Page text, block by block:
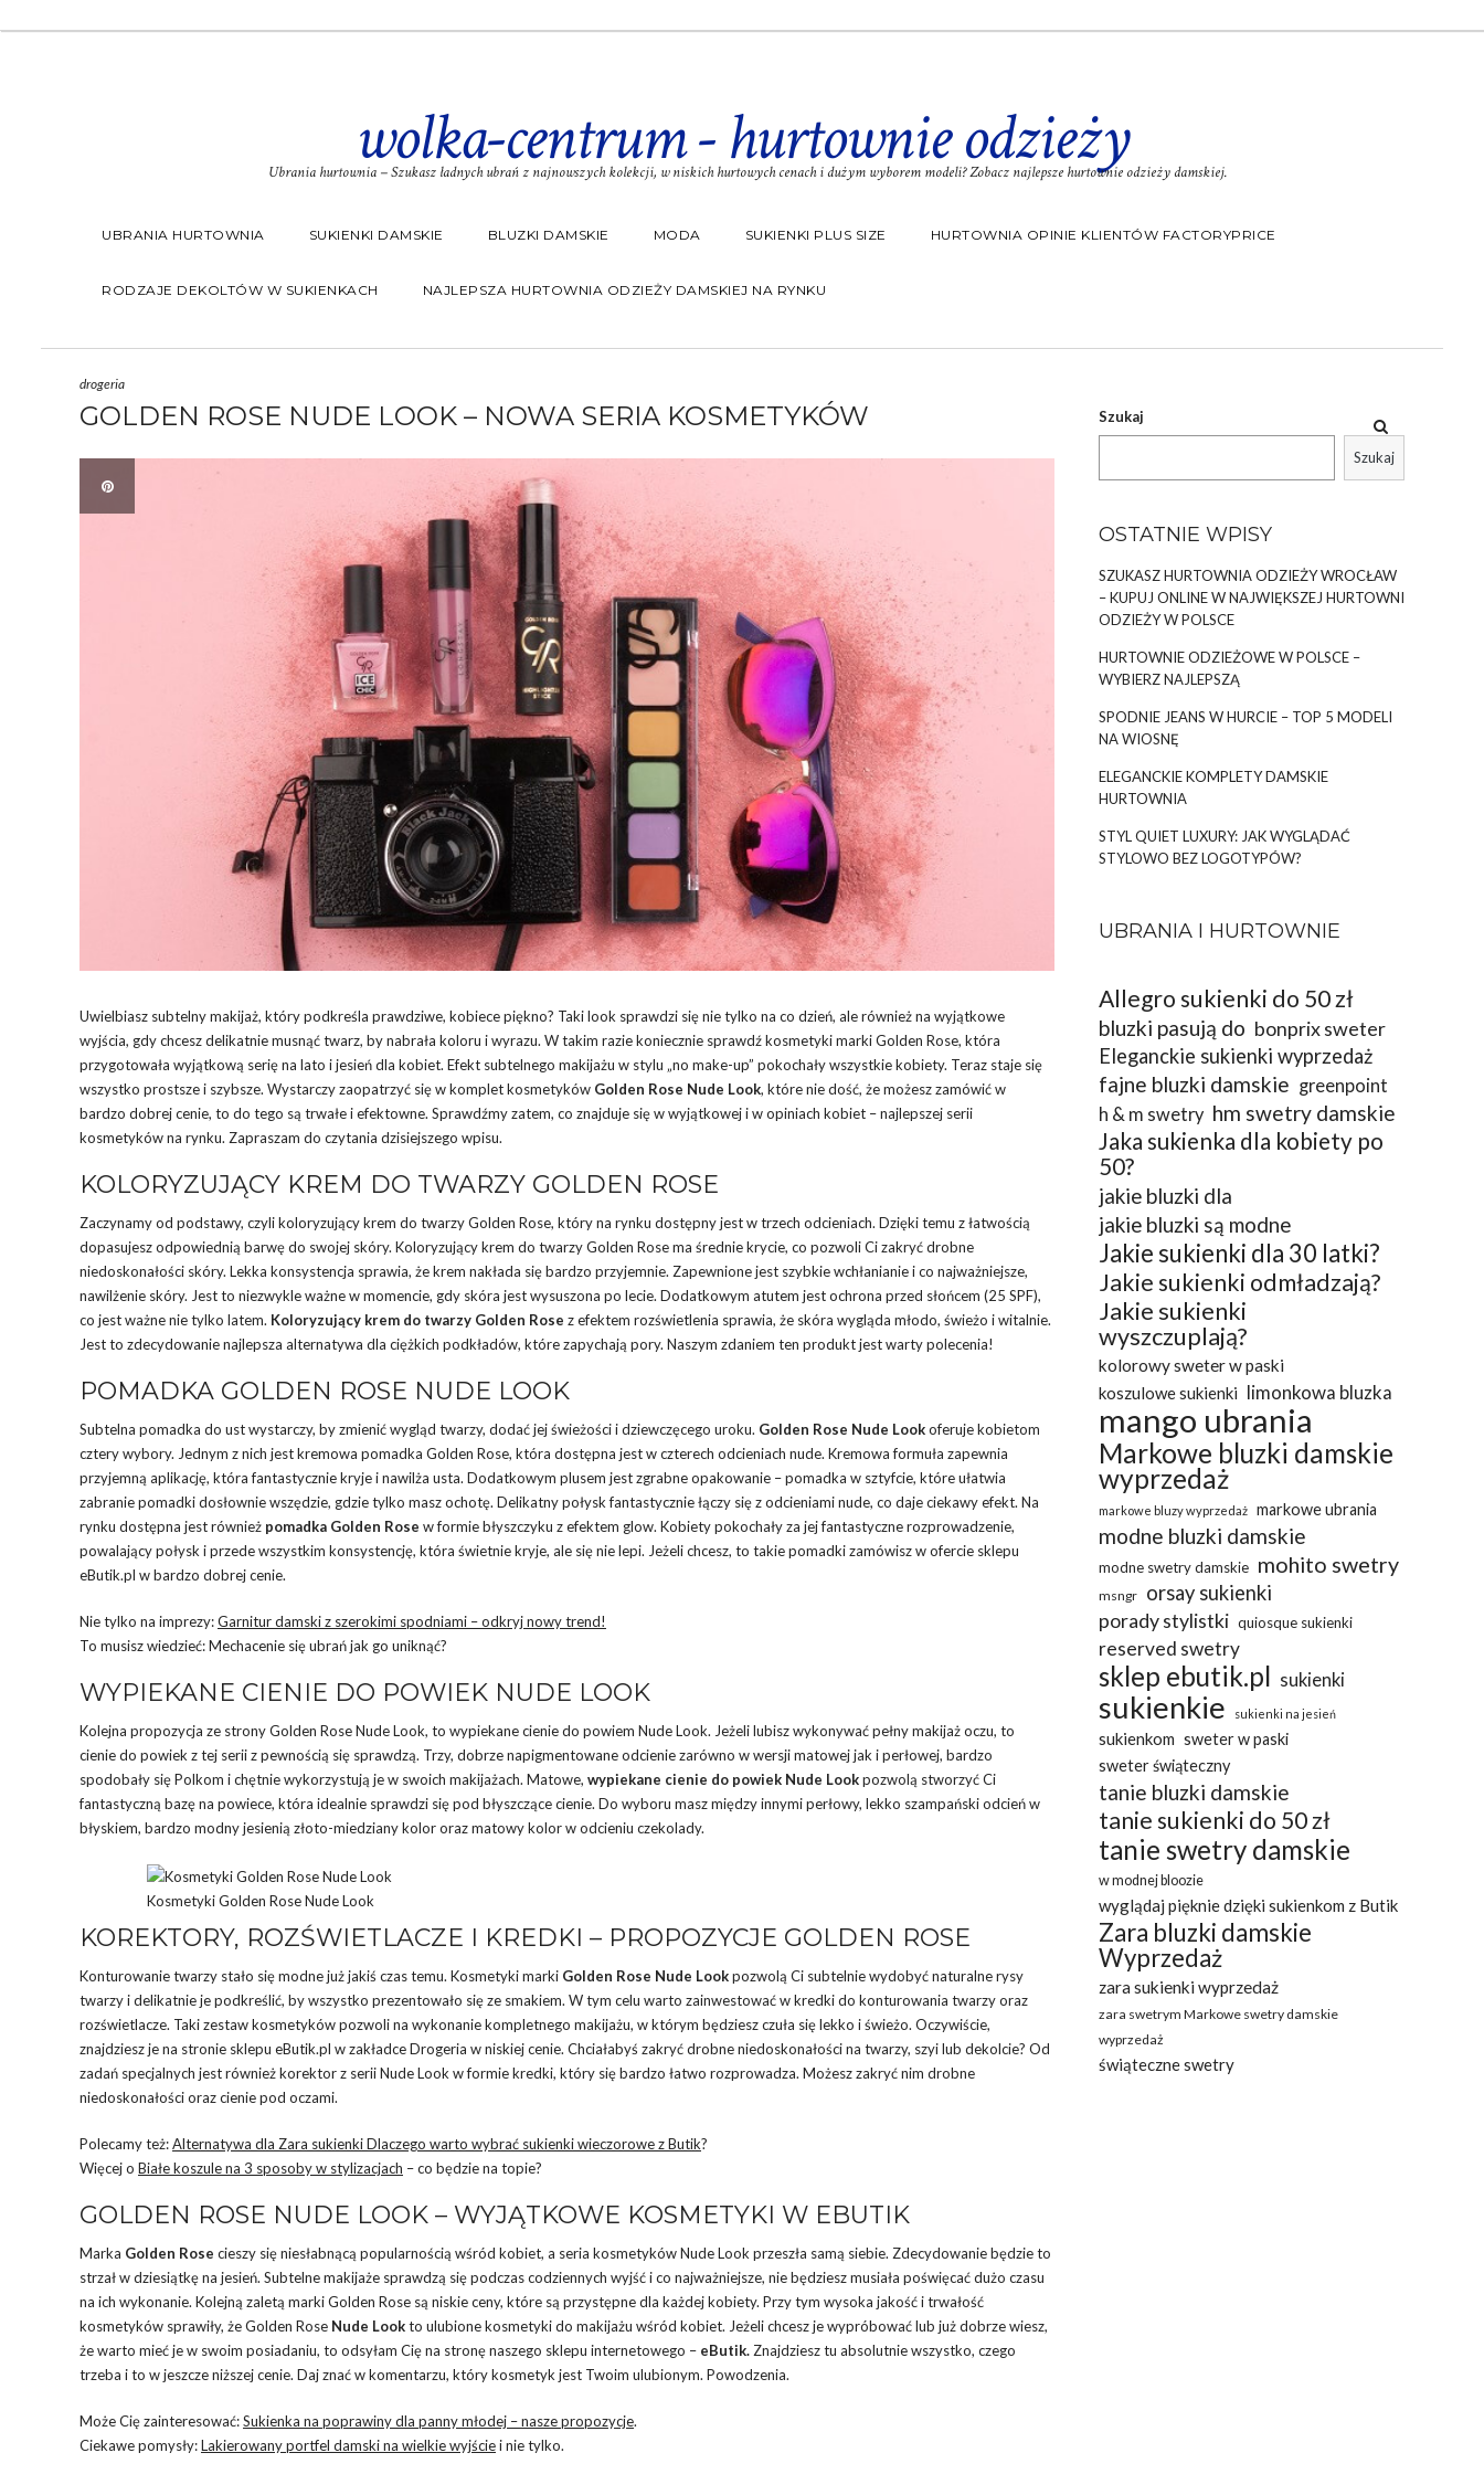
wolka-centrum - hurtownie odzieży
Ubrania hurtownia – Szukasz ładnych ubrań z najnowszych kolekcji, w niskich hurtowych cenach i dużym wyborem modeli? Zobacz najlepsze hurtownie odzieży damskiej.
UBRANIA HURTOWNIA SUKIENKI DAMSKIE BLUZKI DAMSKIE MODA SUKIENKI PLUS SIZE HURTOWNIA OPINIE KLIENTÓW FACTORYPRICE
RODZAJE DEKOLTÓW W SUKIENKACH NAJLEPSZA HURTOWNIA ODZIEŻY DAMSKIEJ NA RYNKU
drogeria
GOLDEN ROSE NUDE LOOK – NOWA SERIA KOSMETYKÓW
Uwielbiasz subtelny makijaż, który podkreśla prawdziwe, kobiece piękno? Taki look sprawdzi się nie tylko na co dzień, ale również na wyjątkowe
wyjścia, gdy chcesz delikatnie musnąć twarz, by nabrała koloru i wyrazu. W takim razie koniecznie sprawdź kosmetyki marki Golden Rose, która
przygotowała wyjątkową serię na lato i jesień dla kobiet. Efekt subtelnego makijażu w stylu „no make-up” pokochały wszystkie kobiety. Teraz staje się
wszystko prostsze i szybsze. Wystarczy zaopatrzyć się w komplet kosmetyków Golden Rose Nude Look, które nie dość, że możesz zamówić w
bardzo dobrej cenie, to do tego są trwałe i efektowne. Sprawdźmy zatem, co znajduje się w wyjątkowej i w opiniach kobiet – najlepszej serii
kosmetyków na rynku. Zapraszam do czytania dzisiejszego wpisu.
KOLORYZUJĄCY KREM DO TWARZY GOLDEN ROSE
Zaczynamy od podstawy, czyli koloryzujący krem do twarzy Golden Rose, który na rynku dostępny jest w trzech odcieniach. Dzięki temu z łatwością
dopasujesz odpowiednią barwę do swojej skóry. Koloryzujący krem do twarzy Golden Rose ma średnie krycie, co pozwoli Ci zakryć drobne
niedoskonałości skóry. Lekka konsystencja sprawia, że krem nakłada się bardzo przyjemnie. Zapewnione jest szybkie wchłanianie i co najważniejsze,
nawilżenie skóry. Jest to niezwykle ważne w momencie, gdy skóra jest wysuszona po lecie. Dodatkowym atutem jest ochrona przed słońcem (25 SPF),
co jest ważne nie tylko latem. Koloryzujący krem do twarzy Golden Rose z efektem rozświetlenia sprawia, że skóra wygląda młodo, świeżo i witalnie.
Jest to zdecydowanie najlepsza alternatywa dla ciężkich podkładów, które zapychają pory. Naszym zdaniem ten produkt jest warty polecenia!
POMADKA GOLDEN ROSE NUDE LOOK
Subtelna pomadka do ust wystarczy, by zmienić wygląd twarzy, dodać jej świeżości i dziewczęcego uroku. Golden Rose Nude Lookoferuje kobietom
cztery wybory. Jednym z nich jest kremowa pomadka Golden Rose, która dostępna jest w czterech odcieniach nude. Kremowa formuła zapewnia
przyjemną aplikację, która fantastycznie kryje i nawilża usta. Dodatkowym plusem jest zgrabne opakowanie – pomadka w sztyfcie, które ułatwia
zabranie pomadki dosłownie wszędzie, gdzie tylko masz ochotę. Delikatny połysk fantastycznie łączy się z odcieniami nude, co daje ciekawy efekt. Na
rynku dostępna jest również pomadka Golden Rose w formie błyszczyku z efektem glow. Kobiety pokochały za jej fantastyczne rozprowadzenie,
powalający połysk i przede wszystkim konsystencję, która świetnie kryje, ale się nie lepi. Jeżeli chcesz, to takie pomadki zamówisz w ofercie sklepu
eButik.pl w bardzo dobrej cenie.
Nie tylko na imprezy:Garnitur damski z szerokimi spodniami – odkryj nowy trend!
To musisz wiedzieć: Mechacenie się ubrań jak go uniknąć?
WYPIEKANE CIENIE DO POWIEK NUDE LOOK
Kolejna propozycja ze strony Golden Rose Nude Look, to wypiekane cienie do powiem Nude Look. Jeżeli lubisz wykonywać pełny makijaż oczu, to
cienie do powiek z tej serii z pewnością się sprawdzą. Trzy, dobrze napigmentowane odcienie zarówno w wersji matowej jak i perłowej, bardzo
spodobały się Polkom i chętnie wykorzystują je w swoich makijażach. Matowe, wypiekane cienie do powiek Nude Lookpozwolą stworzyć Ci
fantastyczną bazę na powiece, która idealnie sprawdzi się pod błyszczące cienie. Do wyboru masz między innymi perłowy, lekko szampański odcień w
błyskiem, bardzo modny jesienią złoto-miedziany kolor oraz matowy kolor w odcieniu czekolady.
Kosmetyki Golden Rose Nude Look
KOREKTORY, ROZŚWIETLACZE I KREDKI – PROPOZYCJE GOLDEN ROSE
Konturowanie twarzy stało się modne już jakiś czas temu. Kosmetyki marki Golden Rose Nude Lookpozwolą Ci subtelnie wydobyć naturalne rysy
twarzy i delikatnie je podkreślić, by wszystko prezentowało się ze smakiem. W tym celu warto zainwestować w kredki do konturowania twarzy oraz
rozświetlacze. Taki zestaw kosmetyków pozwoli na wykonanie kompletnego makijażu, w którym będziesz czuła się lekko i świeżo. Oczywiście,
znajdziesz je na stronie sklepu eButik.pl w zakładce Drogeria w niskiej cenie. Chciałabyś zakryć drobne niedoskonałości na twarzy, szyi lub dekolcie? Od
zadań specjalnych jest również korektor z serii Nude Look w formie kredki, który się bardzo łatwo rozprowadza. Możesz zakryć nim drobne
niedoskonałości oraz cienie pod oczami.
Polecamy też:Alternatywa dla Zara sukienki Dlaczego warto wybrać sukienki wieczorowe z Butik?
Więcej o Białe koszule na 3 sposoby w stylizacjach – co będzie na topie?
GOLDEN ROSE NUDE LOOK – WYJĄTKOWE KOSMETYKI W EBUTIK
Marka Golden Rose cieszy się niesłabnącą popularnością wśród kobiet, a seria kosmetyków Nude Look przeszła samą siebie. Zdecydowanie będzie to
strzał w dziesiątkę na jesień. Subtelne makijaże sprawdzą się podczas codziennych wyjść i co najważniejsze, nie będziesz musiała poświęcać dużo czasu
na ich wykonanie. Kolejną zaletą marki Golden Rose są niskie ceny, które są przystępne dla każdej kobiety. Przy tym wysoka jakość i trwałość
kosmetyków sprawiły, że Golden Rose Nude Lookto ulubione kosmetyki do makijażu wśród kobiet. Jeżeli chcesz je wypróbować lub już dobrze wiesz,
że warto mieć je w swoim posiadaniu, to odsyłam Cię na stronę naszego sklepu internetowego – eButik. Znajdziesz tu absolutnie wszystko, czego
trzeba i to w jeszcze niższej cenie. Daj znać w komentarzu, który kosmetyk jest Twoim ulubionym. Powodzenia.
Może Cię zainteresować:Sukienka na poprawiny dla panny młodej – nasze propozycje.
Ciekawe pomysły:Lakierowany portfel damski na wielkie wyjściei nie tylko.
Szukaj
Szukaj
OSTATNIE WPISY
SZUKASZ HURTOWNIA ODZIEŻY WROCŁAW
– KUPUJ ONLINE W NAJWIĘKSZEJ HURTOWNI
ODZIEŻY W POLSCE
HURTOWNIE ODZIEŻOWE W POLSCE –
WYBIERZ NAJLEPSZĄ
SPODNIE JEANS W HURCIE – TOP 5 MODELI
NA WIOSNĘ
ELEGANCKIE KOMPLETY DAMSKIE
HURTOWNIA
STYL QUIET LUXURY: JAK WYGLĄDAĆ
STYLOWO BEZ LOGOTYPÓW?
UBRANIA I HURTOWNIE
Allegro sukienki do 50 zł
bluzki pasują do bonprix sweter
Eleganckie sukienki wyprzedaż
fajne bluzki damskie greenpoint
h & m swetry hm swetry damskie
Jaka sukienka dla kobiety po
50?
jakie bluzki dla
jakie bluzki są modne
Jakie sukienki dla 30 latki?
Jakie sukienki odmładzają?
Jakie sukienki
wyszczuplają?
kolorowy sweter w paski
koszulowe sukienki limonkowa bluzka
mango ubrania
Markowe bluzki damskie
wyprzedaż
markowe bluzy wyprzedaż markowe ubrania
modne bluzki damskie
modne swetry damskie mohito swetry
msngr
orsay sukienki
porady stylistki quiosque sukienki
reserved swetry
sklep ebutik.pl sukienki
sukienkie sukienki na jesień
sukienkom sweter w paski
sweter świąteczny
tanie bluzki damskie
tanie sukienki do 50 zł
tanie swetry damskie
w modnej bloozie
wyglądaj pięknie dzięki sukienkom z Butik
Zara bluzki damskie
Wyprzedaż
zara sukienki wyprzedaż
zara swetrym Markowe swetry damskie
wyprzedaż
świąteczne swetry